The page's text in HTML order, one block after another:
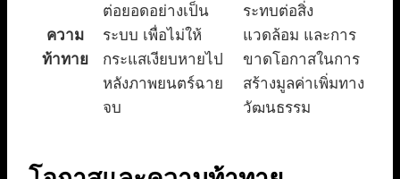
ความ
ท้าทาย
ต่อยอดอย่างเป็น
ระบบ เพื่อไม่ให้
กระแสเงียบหายไป
หลังภาพยนตร์ฉาย
จบ
ระทบต่อสิ่ง
แวดล้อม และการ
ขาดโอกาสในการ
สร้างมูลค่าเพิ่มทาง
วัฒนธรรม